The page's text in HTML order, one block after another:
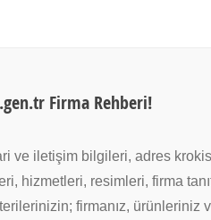
Firma Rehberi!
ve iletişim bilgileri, adres
hizmetleri, resimleri, firma
firmanız, ürünleriniz